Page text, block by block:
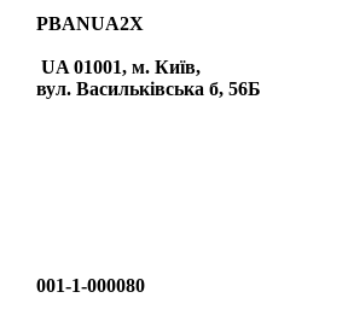
PBANUA2X
UA 01001, м. Київ,
вул. Василькiвська б, 56Б
001-1-000080